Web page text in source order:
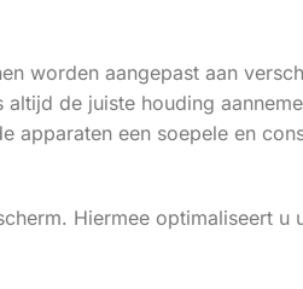
worden aangepast aan
de juiste houding
een soepele en
Hiermee optimaliseert u